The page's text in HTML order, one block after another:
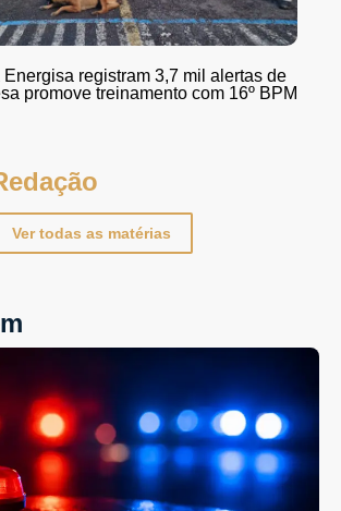
Energisa registram 3,7 mil alertas de
promove treinamento com 16º BPM
Ver todas as matérias